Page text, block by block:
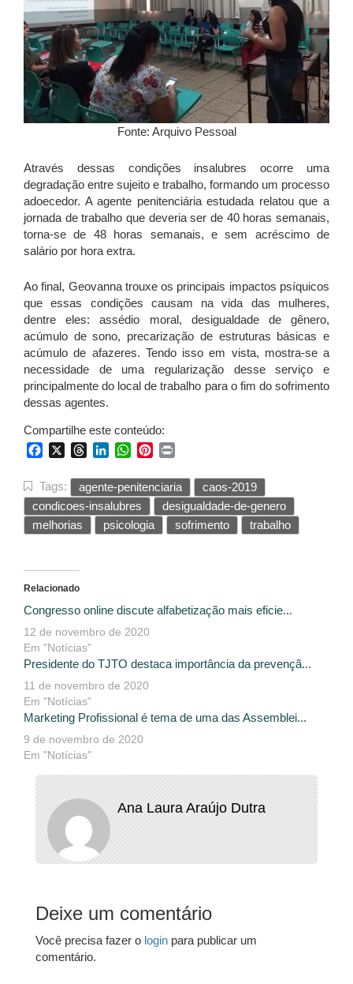
Fonte: Arquivo Pessoal
Através dessas condições insalubres ocorre uma
degradação entre sujeito e trabalho, formando um processo
adoecedor. A agente penitenciária estudada relatou que a
jornada de trabalho que deveria ser de 40 horas semanais,
torna-se de 48 horas semanais, e sem acréscimo de
salário por hora extra.
Ao final, Geovanna trouxe os principais impactos psíquicos
que essas condições causam na vida das mulheres,
dentre eles: assédio moral, desigualdade de gênero,
acúmulo de sono, precarização de estruturas básicas e
acúmulo de afazeres. Tendo isso em vista, mostra-se a
necessidade de uma regularização desse serviço e
principalmente do local de trabalho para o fim do sofrimento
dessas agentes.
Compartilhe este conteúdo:
FacebookThreadsLinkedInWhatsApp
Pinterest
Tags: agente-penitenciaria
caos-2019
condicoes-insalubres
desigualdade-de-genero
melhorias
psicologia sofrimento trabalho
Relacionado
Congresso online discute alfabetização mais eficie...
12 de novembro de 2020
Em "Notícias"
Presidente do TJTO destaca importância da prevençã...
11 de novembro de 2020
Em "Notícias"
Marketing Profissional é tema de uma das Assemblei...
9 de novembro de 2020
Em "Notícias"
Ana Laura Araújo Dutra
Deixe um comentário
Você precisa fazer o login para publicar um
comentário.